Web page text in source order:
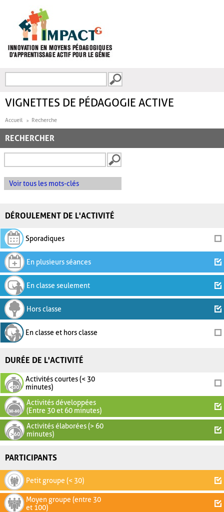
FORMULAIRE DE
VIGNETTES DE PÉDAGOGIE ACTIVE
Accueil Recherche
RECHERCHER
Voir tous les mots-clés
DÉROULEMENT DE L'ACTIVITÉ
Sporadiques
En plusieurs séances
En classe seulement
Hors classe
En classe et hors classe
DURÉE DE L'ACTIVITÉ
Activités courtes (< 30
minutes)
Activités développées
(Entre 30 et 60 minutes)
Activités élaborées (> 60
minutes)
PARTICIPANTS
Petit groupe (< 30)
Moyen groupe (entre 30
et 100)